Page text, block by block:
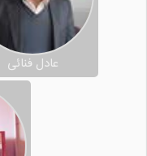
عادل فنائی